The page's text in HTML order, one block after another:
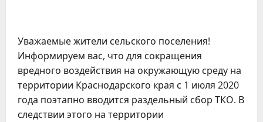
Уважаемые жители сельского поселения!
Информируем вас, что для сокращения
вредного воздействия на окружающую среду на
территории Краснодарского края с 1 июля 2020
года поэтапно вводится раздельный сбор ТКО. В
следствии этого на территории